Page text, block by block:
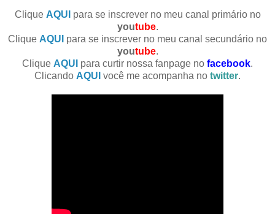
Clique AQUI para se inscrever no meu canal primário no
youtube.
Clique AQUI para se inscrever no meu canal secundário no
youtube.
Clique AQUI para curtir nossa fanpage no facebook.
Clicando AQUI você me acompanha no twitter.